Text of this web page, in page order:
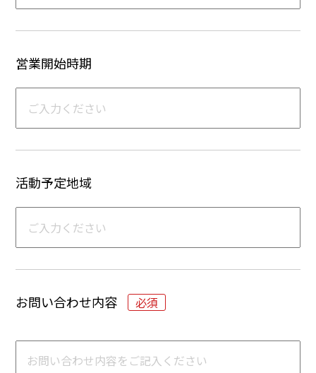
営業開始時期
活動予定地域
お問い合わせ内容